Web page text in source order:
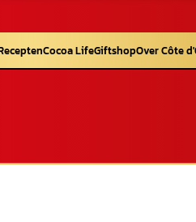
Cocoa LifeGiftshopOver Côte